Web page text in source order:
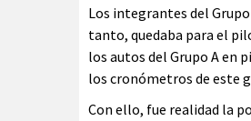
Los integrantes del
tanto, quedaba para el
los autos del Grupo A en
los cronómetros de este
Con ello, fue realidad la